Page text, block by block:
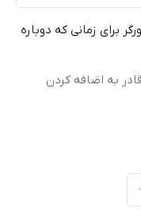
برای زمانی که دوباره
به اضافه کردن